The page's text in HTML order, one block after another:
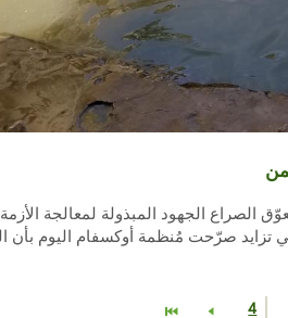
الصراع الجهود المبذولة لمعالجة
في تزايد صرّحت مُنظمة أوكسفام اليوم
4